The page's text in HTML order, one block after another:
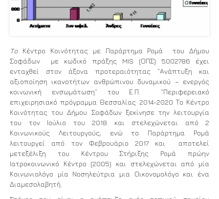
Το Κέντρο Κοινότητας με Παράρτημα Ρομά του Δήμου
Σοφάδων
με κωδικό πράξης MIS (ΟΠΣ) 5002786 έχει
ενταχθεί στον άξονα προτεραιότητας “Ανάπτυξη και
αξιοποίηση ικανοτήτων ανθρώπινου δυναμικού – ενεργός
κοινωνική ενσωμάτωση” του Ε.Π. “Περιφερειακό
επιχειρησιακό πρόγραμμα Θεσσαλίας 2014-2020 Το Κέντρο
Κοινότητας του Δήμου Σοφάδων ξεκίνησε την λειτουργία
του τον Ιούλιο του 2018 και στελεχώνεται από 2
Κοινωνικούς Λειτουργούς, ενώ το Παράρτημα Ρομά
λειτουργεί από τον Φεβρουάριο 2017 και αποτελεί
μετεξέλιξη του Κέντρου Στήριξης Ρομά πρώην
Ιατροκοινωνικό Κέντρο (2005) και στελεχώνεται από μία
Κοινωνιολόγο μία Νοσηλεύτρια μια Οικονομολόγο και ένα
Διαμεσολαβητή.